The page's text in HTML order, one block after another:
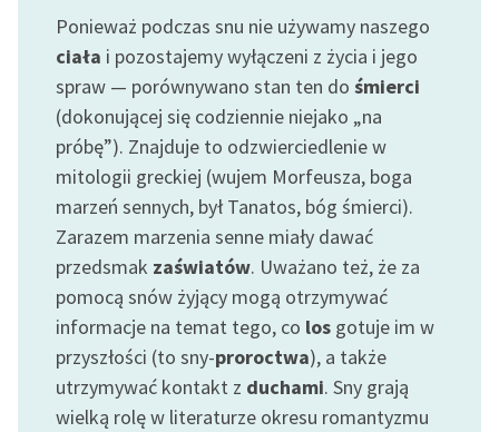
Zasady wykorzystania
Wolnych Lektur
Logotypy
Materiały promocyjne
Polityka prywatności
Regulamin biblioteki
Dane fundacji i
sprawozdania finansowe
Regulamin darowizn
Ponieważ podczas snu nie używamy naszego
ciała i pozostajemy wyłączeni z życia i jego
spraw — porównywano stan ten do śmierci
(dokonującej się codziennie niejako „na
próbę”). Znajduje to odzwierciedlenie w
mitologii greckiej (wujem Morfeusza, boga
marzeń sennych, był Tanatos, bóg śmierci).
Zarazem marzenia senne miały dawać
przedsmak zaświatów. Uważano też, że za
pomocą snów żyjący mogą otrzymywać
informacje na temat tego, co los gotuje im w
przyszłości (to sny-proroctwa), a także
utrzymywać kontakt z duchami. Sny grają
wielką rolę w literaturze okresu romantyzmu